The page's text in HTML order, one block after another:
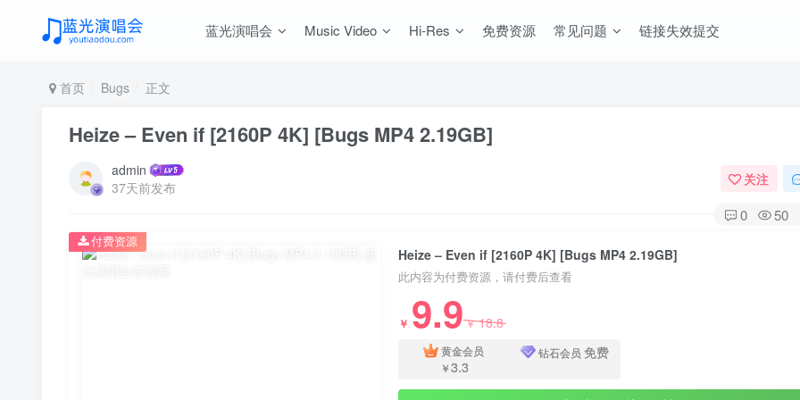
蓝光演唱会 Music Video Hi-Res 免费资源 常见问题 链接失效提交
首页 Bugs 正文
Heize – Even if [2160P 4K] [Bugs MP4 2.19GB]
admin
37天前发布
关注
0 50
Heize – Even if [2160P 4K] [Bugs MP4 2.19GB]
此内容为付费资源，请付费后查看
￥ 9.9￥18.8
黄金会员
￥3.3
钻石会员 免费
付费资源